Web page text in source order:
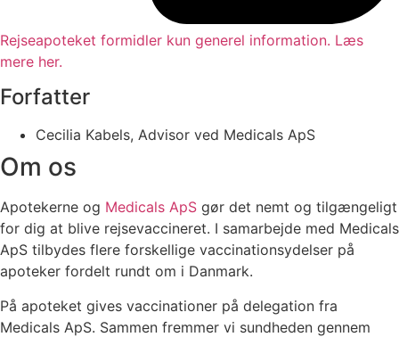
Rejseapoteket formidler kun generel information. Læs
mere her.
Forfatter
Cecilia Kabels, Advisor ved Medicals ApS
Om os
Apotekerne og Medicals ApS gør det nemt og tilgængeligt
for dig at blive rejsevaccineret. I samarbejde med Medicals
ApS tilbydes flere forskellige vaccinationsydelser på
apoteker fordelt rundt om i Danmark.
På apoteket gives vaccinationer på delegation fra
Medicals ApS. Sammen fremmer vi sundheden gennem